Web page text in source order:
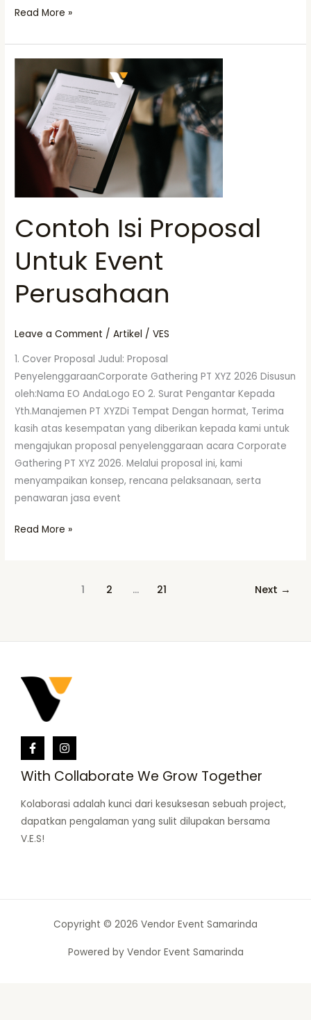
Read More »
Contoh Isi Proposal
Untuk Event
Perusahaan
Leave a Comment /Artikel /VES
1. Cover Proposal Judul: Proposal
PenyelenggaraanCorporate Gathering PT XYZ 2026 Disusun
oleh:Nama EO AndaLogo EO 2. Surat Pengantar Kepada
Yth.Manajemen PT XYZDi Tempat Dengan hormat, Terima
kasih atas kesempatan yang diberikan kepada kami untuk
mengajukan proposal penyelenggaraan acara Corporate
Gathering PT XYZ 2026. Melalui proposal ini, kami
menyampaikan konsep, rencana pelaksanaan, serta
penawaran jasa event
Proposal
Untuk
Event
Perusahaan
Read More »
1 2 … 21 Next →
With Collaborate We Grow Together
Kolaborasi adalah kunci dari kesuksesan sebuah project,
dapatkan pengalaman yang sulit dilupakan bersama
V.E.S!
Copyright © 2026 Vendor Event Samarinda
Powered by Vendor Event Samarinda